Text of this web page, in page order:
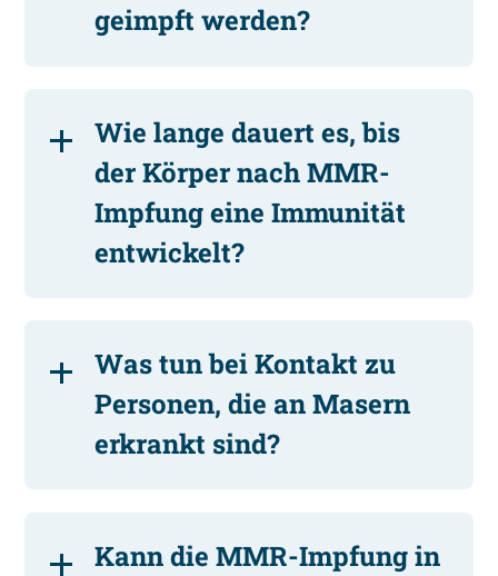
geimpft werden?
Wie lange dauert es, bis
der Körper nach MMR-
Impfung eine Immunität
entwickelt?
Was tun bei Kontakt zu
Personen, die an Masern
erkrankt sind?
Kann die MMR-Impfung in